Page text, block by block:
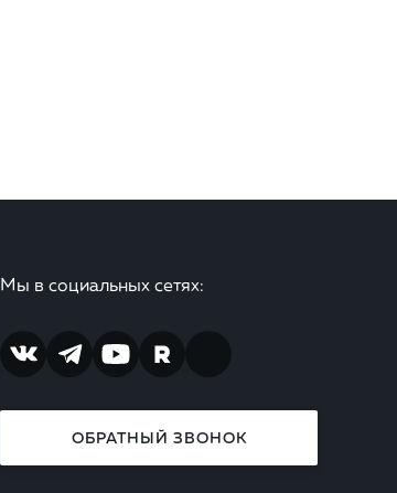
Мы в социальных сетях:
ОБРАТНЫЙ ЗВОНОК